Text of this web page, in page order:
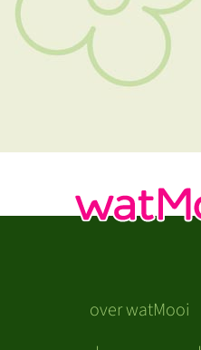
over watMooi